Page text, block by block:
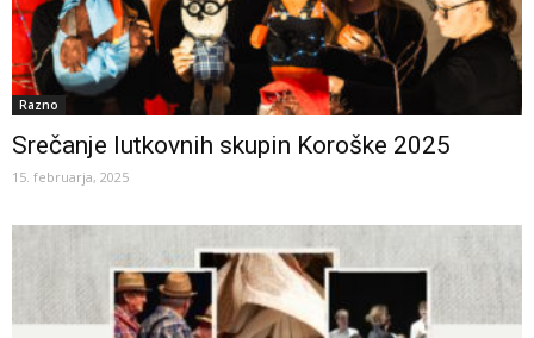
Razno
Srečanje lutkovnih skupin Koroške 2025
15. februarja, 2025